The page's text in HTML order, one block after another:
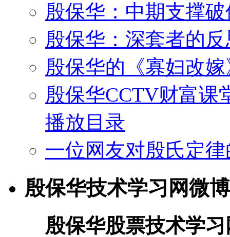
殷保华：中期支撑
殷保华：深套者的
殷保华的《寡妇改
殷保华CCTV财富课
播放目录
一位网友对殷氏定
殷保华技术学习网微博
殷保华股票技术学习